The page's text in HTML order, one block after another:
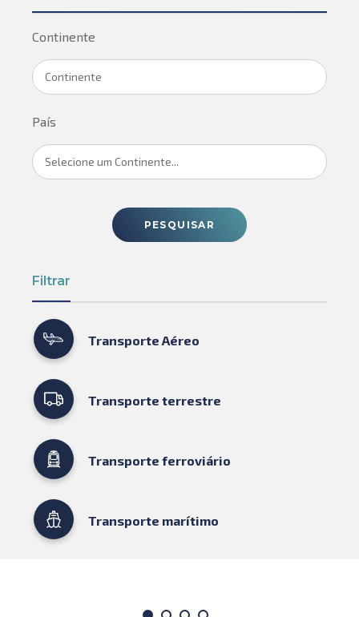
Continente
Continente
País
Selecione um Continente...
PESQUISAR
Filtrar
Transporte Aéreo
Transporte terrestre
Transporte ferroviário
Transporte marítimo